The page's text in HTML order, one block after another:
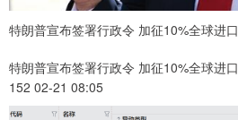
特朗普宣布签署行政令 加征10%全球进
特朗普宣布签署行政令 加征10%全球进
152 02-21 08:05